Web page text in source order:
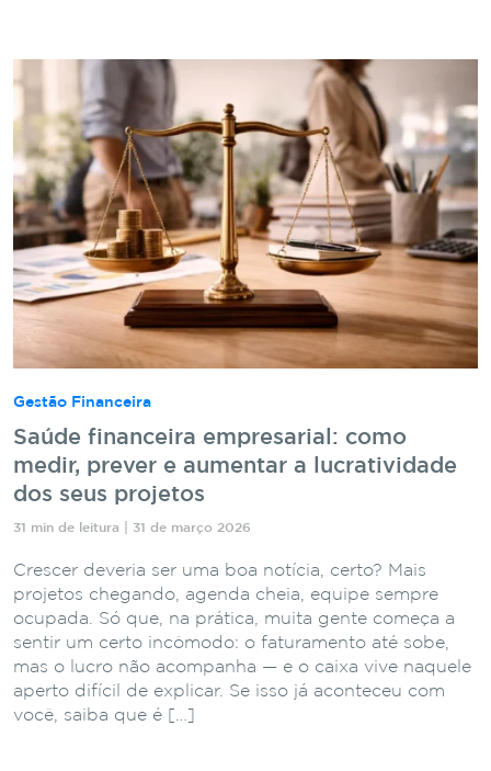
Gestão Financeira
Saúde financeira empresarial: como
medir, prever e aumentar a lucratividade
dos seus projetos
31 min de leitura | 31 de março 2026
Crescer deveria ser uma boa notícia, certo? Mais
projetos chegando, agenda cheia, equipe sempre
ocupada. Só que, na prática, muita gente começa a
sentir um certo incômodo: o faturamento até sobe,
mas o lucro não acompanha — e o caixa vive naquele
aperto difícil de explicar. Se isso já aconteceu com
você, saiba que é […]